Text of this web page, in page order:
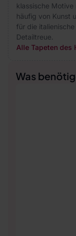
klassische Motive
häufig von Kunst
für die
Detailtreue.
Alle Tapeten des
Was